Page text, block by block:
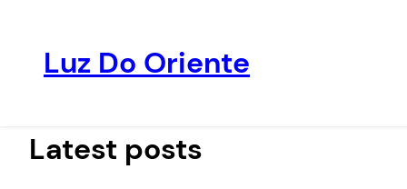
conteúdo
Luz Do Oriente
Latest posts